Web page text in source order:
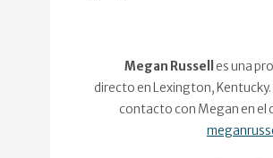
Megan Russell
es una
directo en Lexington,
contacto con Megan en el